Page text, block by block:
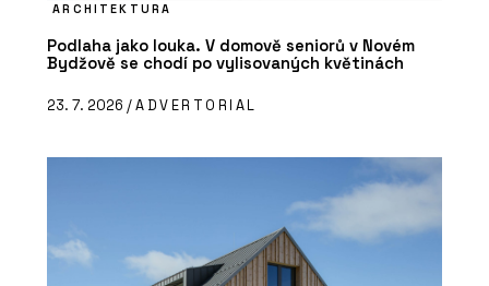
ARCHITEKTURA
Podlaha jako louka. V domově seniorů v Novém
Bydžově se chodí po vylisovaných květinách
23. 7. 2026 /ADVERTORIAL